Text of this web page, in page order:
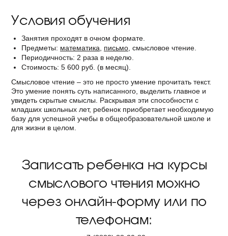
Условия обучения
Занятия проходят в очном формате.
Предметы: математика письмо , смысловое чтение.
Периодичность: 2 раза в неделю.
Стоимость: 5 600 руб. (в месяц).
Смысловое чтение – это не просто умение прочитать текст.
Это умение понять суть написанного, выделить главное и
увидеть скрытые смыслы. Раскрывая эти способности с
младших школьных лет, ребенок приобретает необходимую
базу для успешной учебы в общеобразовательной школе и
для жизни в целом.
Записать ребенка на курсы
смыслового чтения можно
через онлайн-форму или по
телефонам: